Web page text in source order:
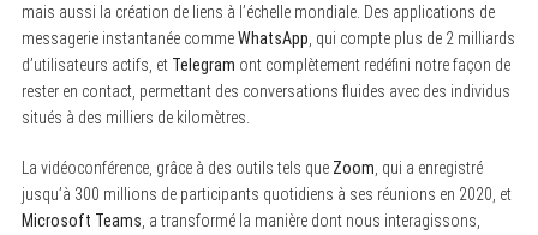
mais aussi la création de liens à l’échelle mondiale. Des applications de
messagerie instantanée commeWhatsApp , qui compte plus de 2 milliards
d’utilisateurs actifs, et Telegram ont complètement redéfini notre façon de
rester en contact, permettant des conversations fluides avec des individus
situés à des milliers de kilomètres.
La vidéoconférence, grâce à des outils tels que Zoom , qui a enregistré
jusqu’à 300 millions de participants quotidiens à ses réunions en 2020, et
Microsoft Teams , a transformé la manière dont nous interagissons,